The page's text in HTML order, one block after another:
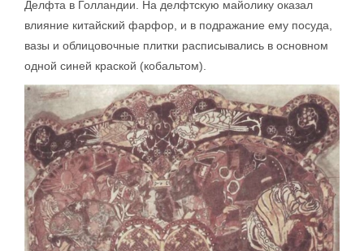
Делфта в Голландии. На делфтскую майолику оказал
влияние китайский фарфор, и в подражание ему посуда,
вазы и облицовочные плитки расписывались в основном
одной синей краской (кобальтом).